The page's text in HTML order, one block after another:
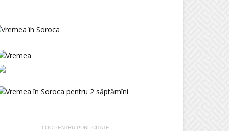
LOC PENTRU PUBLICITATE